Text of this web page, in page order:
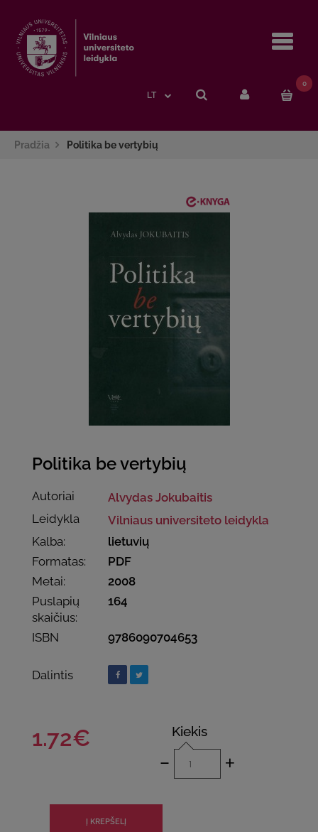
LT
0
Pradžia Politika be vertybių
Politika be vertybių
Autoriai
Alvydas Jokubaitis
Leidykla
Vilniaus universiteto leidykla
Kalba:
lietuvių
Formatas:
PDF
Metai:
2008
Puslapių
skaičius:
164
ISBN 9786090704653
Dalintis
1.72€ Kiekis
- +